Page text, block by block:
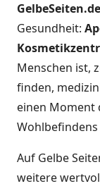
GelbeSeiten.de
Gesundheit:
Menschen ist,
finden,
einen Moment
Auf Gelbe
weitere